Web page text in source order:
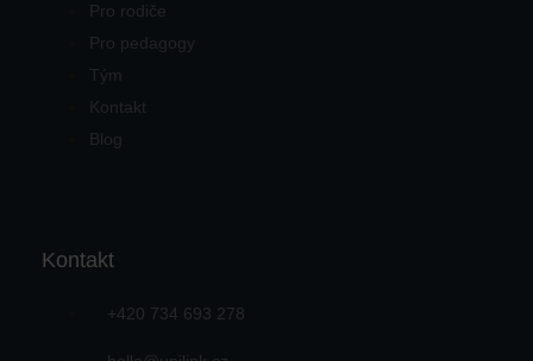
Pro rodiče
Pro pedagogy
Tým
Kontakt
Blog
Kontakt
+420 734 693 278